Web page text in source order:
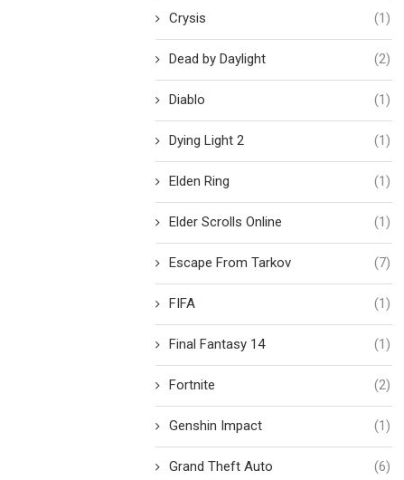
Crysis (1)
Dead by Daylight (2)
Diablo (1)
Dying Light 2 (1)
Elden Ring (1)
Elder Scrolls Online (1)
Escape From Tarkov (7)
FIFA (1)
Final Fantasy 14 (1)
Fortnite (2)
Genshin Impact (1)
Grand Theft Auto (6)